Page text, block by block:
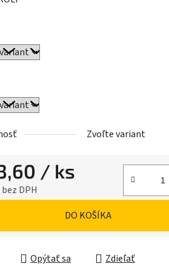
Zvoľte variant
/ ks
DPH
DO KOŠÍKA
Opýtať sa Zdieľať